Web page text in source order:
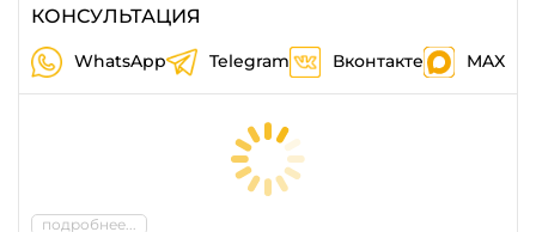
КОНСУЛЬТАЦИЯ
WhatsApp Telegram Вконтакте MAX
подробнее...